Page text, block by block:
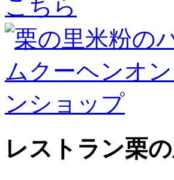
レストラン栗